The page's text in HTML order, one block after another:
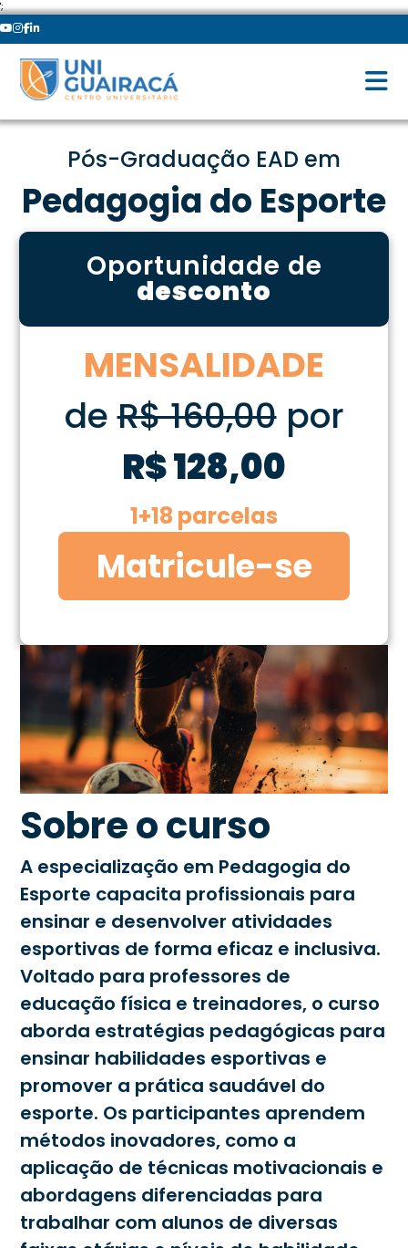
';
Sobre o curso
A especialização em Pedagogia do
Esporte capacita profissionais para
ensinar e desenvolver atividades
esportivas de forma eficaz e inclusiva.
Voltado para professores de
educação física e treinadores, o curso
aborda estratégias pedagógicas para
ensinar habilidades esportivas e
promover a prática saudável do
esporte. Os participantes aprendem
métodos inovadores, como a
aplicação de técnicas motivacionais e
abordagens diferenciadas para
trabalhar com alunos de diversas
Pós-Graduação EAD em
Pedagogia do Esporte
Oportunidade de
desconto
MENSALIDADE
deR$ 160,00por
R$ 128,00
1+18 parcelas
Matricule-se